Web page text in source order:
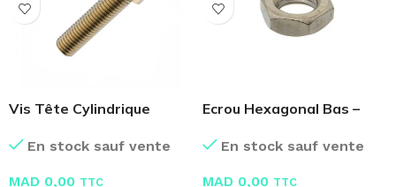
Vis Tête Cylindrique
En stock sauf vente
MAD 0,00 TTC
Ecrou Hexagonal Bas –
En stock sauf vente
MAD 0,00 TTC